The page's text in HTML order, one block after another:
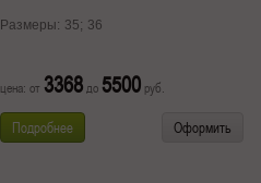
Размеры: 35; 36
цена: от 3368до5500 руб.
Подробнее Оформить